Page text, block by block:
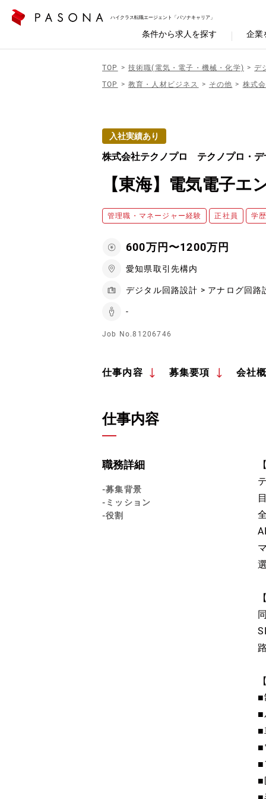
ハイクラス転職エージェント「パソナキャリア」
条件から求人を探す 企業
TOP 技術職(電気・電子・機械・化学)
デ
TOP
教育・人材ビジネス その他 株式
入社実績あり
株式会社テクノプロ テクノプロ・デ
【東海】電気電子
管理職・マネージャー経験 正社員 学
600万円〜1200万円
愛知県取引先構内
デジタル回路設計 > アナログ回路
-
Job No.81206746
仕事内容 募集要項 会社
仕事内容
職務詳細
-募集背景
-ミッション
-役割
■
■
■
■
■
■